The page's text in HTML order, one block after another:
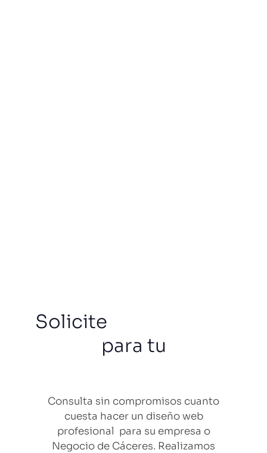
Solicite
para tu
Consulta sin compromisos cuanto
cuesta hacer un diseño web
profesional para su empresa o
Negocio de Cáceres. Realizamos